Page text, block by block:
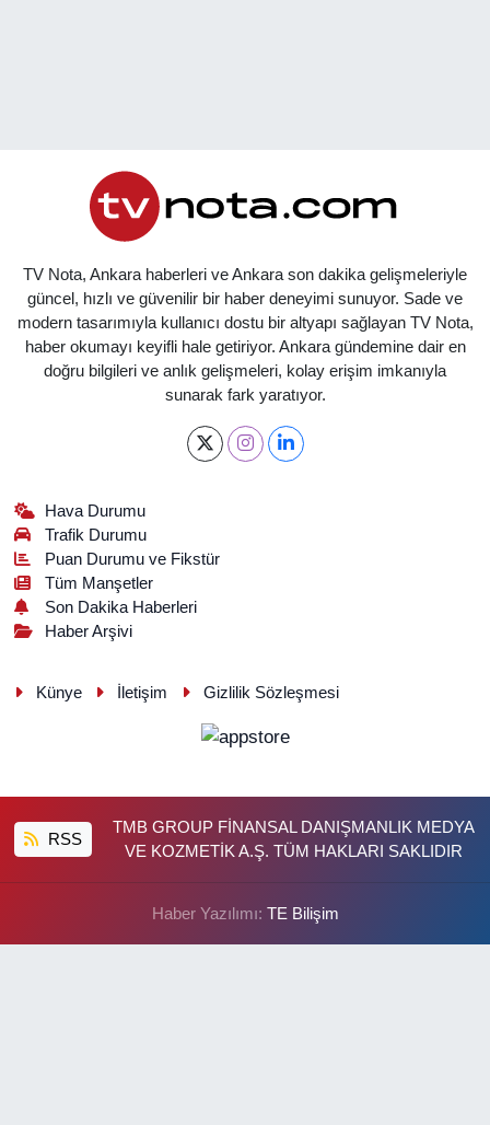
TV Nota, Ankara haberleri ve Ankara son dakika gelişmeleriyle
güncel, hızlı ve güvenilir bir haber deneyimi sunuyor. Sade ve
modern tasarımıyla kullanıcı dostu bir altyapı sağlayan TV Nota,
haber okumayı keyifli hale getiriyor. Ankara gündemine dair en
doğru bilgileri ve anlık gelişmeleri, kolay erişim imkanıyla
sunarak fark yaratıyor.
Hava Durumu
Trafik Durumu
Puan Durumu ve Fikstür
Tüm Manşetler
Son Dakika Haberleri
Haber Arşivi
Künye İletişim Gizlilik Sözleşmesi
RSS
TMB GROUP FİNANSAL DANIŞMANLIK MEDYA
VE KOZMETİK A.Ş. TÜM HAKLARI SAKLIDIR
Haber Yazılımı: TE Bilişim